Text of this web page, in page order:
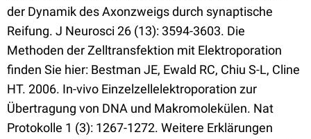
der Dynamik des Axonzweigs durch synaptische
Reifung. J Neurosci 26 (13): 3594-3603. Die
Methoden der Zelltransfektion mit Elektroporation
finden Sie hier: Bestman JE, Ewald RC, Chiu S-L, Cline
HT. 2006. In-vivo Einzelzellelektroporation zur
Übertragung von DNA und Makromolekülen. Nat
Protokolle 1 (3): 1267-1272. Weitere Erklärungen